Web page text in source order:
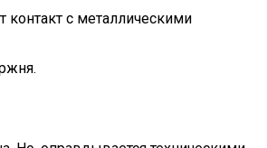
с металлическими